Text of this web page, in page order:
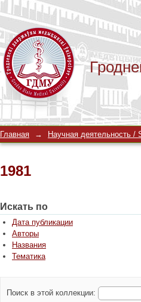
1981
Главная → Научная деятельность /
1981
Искать по
Дата публикации
Авторы
Названия
Тематика
Поиск в этой коллекции: